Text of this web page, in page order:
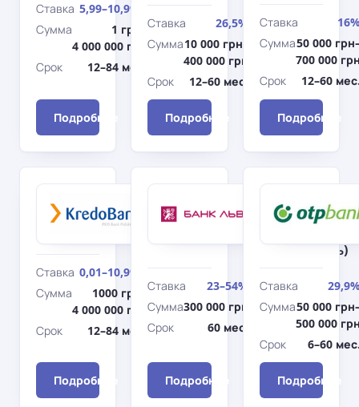
Ставка 5,99–10,99%
Сумма
1 грн–
4 000 000 грн
Срок
12–84 мес.
Подробнее
Ставка
26,5%
Сумма10 000 грн–
400 000 грн
Срок
12–60 мес.
Подробнее
Ставка
Сумма50 000
700 000
Срок
12–60
Подробнее
Kredo
MINIMUM
Ставка 0,01–10,99%
Сумма
1000 грн–
4 000 000 грн
Срок
12–84 мес.
Подробнее
Львов
Автокредит
автомобиль)
Ставка
23–54%
Сумма300 000 грн
Срок
60 мес.
Подробнее
Ставка
Сумма50 000
500 000
Срок
6–60
Подробнее